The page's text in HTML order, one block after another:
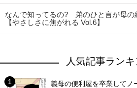
なんで知ってるの? 弟のひと言が母の
【やさしさに焦がれる Vol.6】
人気記事ラン
義母の便利屋を卒業してノ